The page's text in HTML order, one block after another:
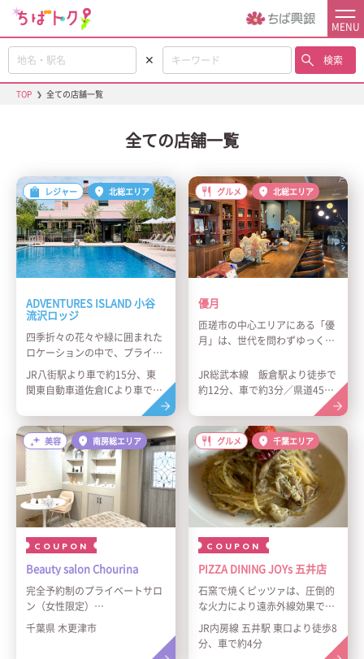
MENU
✕ 検索
TOP ❯ 全ての店舗一覧
全ての店舗一覧
レジャー 北総エリア
ADVENTURES ISLAND 小谷
流沢ロッジ
四季折々の花々や緑に囲まれた
ロケーションの中で、プライス
レスなひとときを
四季折々の花々や緑に囲まれた
ロケーションの中で、遊びなが
ら自然との対話、育み、絆を愛
でる「ADVENTURES ISLAND
小谷流沢ロッジ」。 都心から車
で最速55分。約120万坪の敷地
に広がり続ける圧倒的なスケー
ルの、自然を謳歌するアクティ
ビティの数々。 快適で上質な滞
在と、温かなホスピタリティと
ともに、都心では得られない里
山でのアウトドア体験がプライ
スレスな家族のひとときを叶え
ます。
JR八街駅より車で約15分、東
関東自動車道佐倉ICより車で約
15分、千葉東金道路山田ICより
グルメ 北総エリア
優月
匝瑳市の中心エリアにある「優
月」は、世代を問わずゆっくり
ストランです。木目を基調とし
た落ち着いた空間にはカウンタ
ー席やテーブル席があり、ひと
りでもグループでも気軽に利用
できます。地元の方々に愛され
る、温かみと上質さが共存する
お店です。
JR総武本線 飯倉駅より徒歩で
約12分、車で約3分／県道45号
美容 南房総エリア
COUPON
Beauty salon Chourina
完全予約制のプライベートサロ
ン（女性限定）
2025年の9月にオープンしたば
木更津で唯一の毛穴エクストラ
千葉県 木更津市
グルメ 千葉エリア
COUPON
PIZZA DINING JOYs 五井店
石窯で焼くピッツァは、圧倒的
な火力により遠赤外線効果で中
はふっくら、外はパリッと仕上
がります。生地、窯、火力にこ
だわったピッツァをお楽しみく
JR内房線 五井駅 東口より徒歩8
分、車で約4分